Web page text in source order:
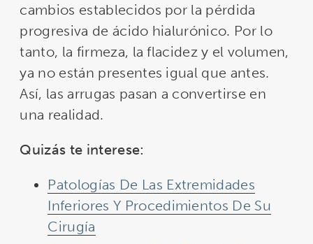
cambios establecidos por la pérdida
progresiva de ácido hialurónico. Por lo
tanto, la firmeza, la flacidez y el volumen,
ya no están presentes igual que antes.
Así, las arrugas pasan a convertirse en
una realidad.
Quizás te interese:
Patologías De Las Extremidades
Inferiores Y Procedimientos De Su
Cirugía